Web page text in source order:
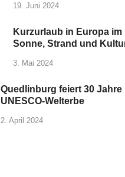
19. Juni 2024
Kurzurlaub in Europa im
Sonne, Strand und
3. Mai 2024
Quedlinburg feiert 30 Jahre
UNESCO-Welterbe
2. April 2024